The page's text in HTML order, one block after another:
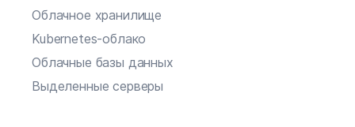
Облачное хранилище
Kubernetes-облако
Облачные базы данных
Выделенные серверы